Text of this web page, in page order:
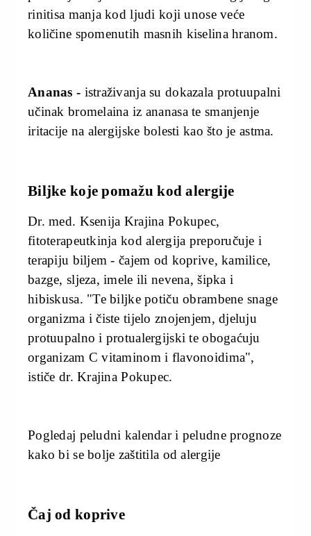
rinitisa manja kod ljudi koji unose veće
količine spomenutih masnih kiselina hranom.
Ananas - istraživanja su dokazala protuupalni
učinak bromelaina iz ananasa te smanjenje
iritacije na alergijske bolesti kao što je astma.
Biljke koje pomažu kod alergije
Dr. med. Ksenija Krajina Pokupec,
fitoterapeutkinja kod alergija preporučuje i
terapiju biljem - čajem od koprive, kamilice,
bazge, sljeza, imele ili nevena, šipka i
hibiskusa. "Te biljke potiču obrambene snage
organizma i čiste tijelo znojenjem, djeluju
protuupalno i protualergijski te obogaćuju
organizam C vitaminom i flavonoidima",
ističe dr. Krajina Pokupec.
Pogledaj peludni kalendar i peludne prognoze
kako bi se bolje zaštitila od alergije
Čaj od koprive